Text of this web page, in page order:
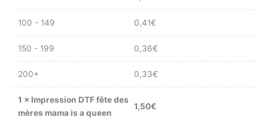
100 - 149 0,41€
150 - 199 0,36€
200+ 0,33€
1 × Impression DTF fête des
mères mama is a queen
1,50€